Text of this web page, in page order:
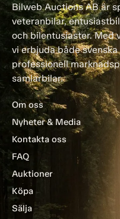
Bilweb Auctions AB är
veteranbilar,
och bilentusiaster. Med
vi erbjuda både
professionell
samlarbilar.
Om oss
Nyheter & Media
Kontakta oss
FAQ
Auktioner
Köpa
Sälja